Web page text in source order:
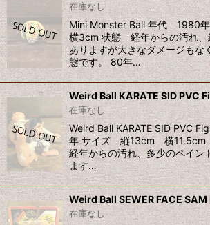
在庫なし
Mini Monster Ball 年代 1980
横3cm 状態 経年からの汚れ、
ありますが大きなダメージもな
態です。 80年…
Weird Ball KARATE SID PVC
在庫なし
Weird Ball KARATE SID PVC
年 サイズ 縦13cm 横
経年からの汚れ、多少のペイン
ます…
Weird Ball SEWER FACE
在庫なし